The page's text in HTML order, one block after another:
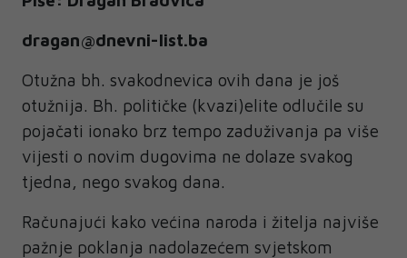
dragan@dnevni-list.ba
Otužna bh. svakodnevica ovih dana je još
otužnija. Bh. političke (kvazi)elite odlučile su
pojačati ionako brz tempo zaduživanja pa više
vijesti o novim dugovima ne dolaze svakog
tjedna, nego svakog dana.
Računajući kako većina naroda i žitelja najviše
pažnje poklanja nadolazećem svjetskom